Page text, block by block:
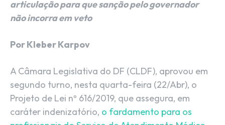
articulação para que sanção pelo governador
não incorra em veto
Por Kleber Karpov
A Câmara Legislativa do DF (CLDF), aprovou em
segundo turno, nesta quarta-feira (22/Abr), o
Projeto de Lei nº 616/2019, que assegura, em
caráter indenizatório, o fardamento para os